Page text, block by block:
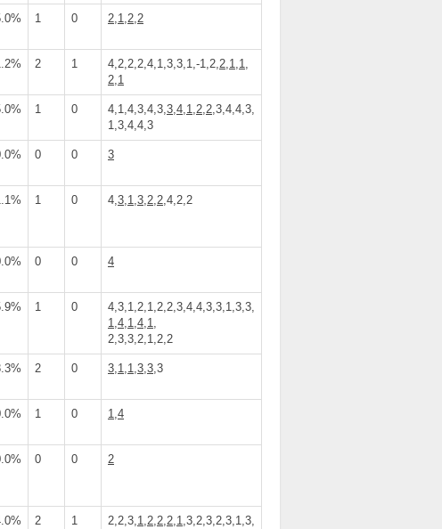
1 0 2,1,2,2
2 1 4,2,2,2,4,1,3,3,1,-1,2,2,1,1,
2,1
1 0 4,1,4,3,4,3,3,4,1,2,2,3,4,4,3,
1,3,4,4,3
0 0 3
1 0 4,3,1,3,2,2,4,2,2
0 0 4
1 0
4,3,1,2,1,2,2,3,4,4,3,3,1,3,3,
1,4,1,4,1,
2,3,3,2,1,2,2
2 0 3,1,1,3,3,3
1 0 1,4
0 0 2
2 1 2,2,3,1,2,2,2,1,3,2,3,2,3,1,3,